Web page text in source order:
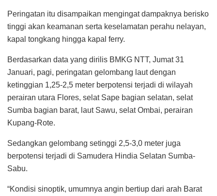
Peringatan itu disampaikan mengingat dampaknya berisko
tinggi akan keamanan serta keselamatan perahu nelayan,
kapal tongkang hingga kapal ferry.
Berdasarkan data yang dirilis BMKG NTT, Jumat 31
Januari, pagi, peringatan gelombang laut dengan
ketinggian 1,25-2,5 meter berpotensi terjadi di wilayah
perairan utara Flores, selat Sape bagian selatan, selat
Sumba bagian barat, laut Sawu, selat Ombai, perairan
Kupang-Rote.
Sedangkan gelombang setinggi 2,5-3,0 meter juga
berpotensi terjadi di Samudera Hindia Selatan Sumba-
Sabu.
“Kondisi sinoptik, umumnya angin bertiup dari arah Barat